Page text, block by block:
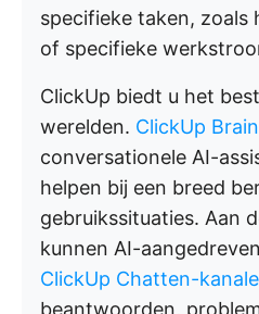
specifieke taken, zoals
of specifieke
ClickUp biedt u het
werelden. ClickUp Brain
conversationele AI-
helpen bij een breed
gebruikssituaties. Aan
kunnen AI-
ClickUp Chatten-
beantwoorden,